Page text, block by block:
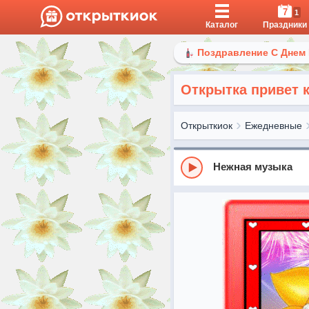
Каталог
7 1
Праздники
Поздравление С
Открытка привет
Открыткиок Ежедневные
Нежная музыка